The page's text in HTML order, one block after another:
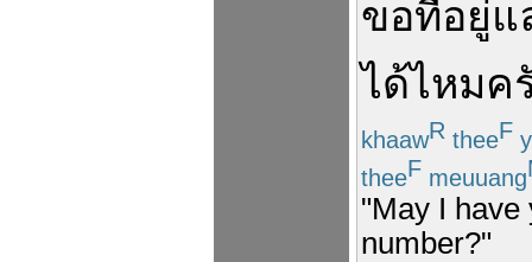
ขอที่อยู่แ
ได้ไหมค
khaawR theeF
theeF meuuang
"May I have
number?"